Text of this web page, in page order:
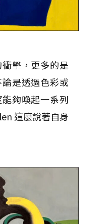
衝擊，更多的是
是透過色彩或
夠喚起一系列
這麼說著自身